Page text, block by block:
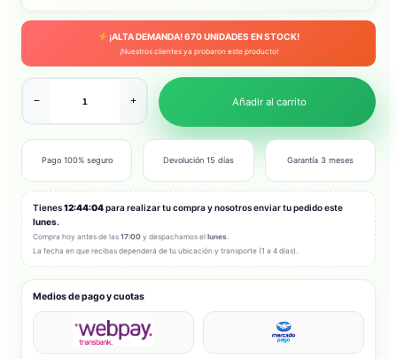
¡ALTA DEMANDA!670UNIDADES EN STOCK!
¡Nuestros clientes ya probaron este producto!
− + Añadir al carrito
Pago 100% seguro Devolución 15 días Garantía 3 meses
Tienes12:44:02para realizar tu compra y nosotros enviar tu pedido este
lunes.
Compra hoy antes de las 17:00 y despachamos el lunes.
La fecha en que recibas dependerá de tu ubicación y transporte (1 a 4 días).
Medios de pago y cuotas